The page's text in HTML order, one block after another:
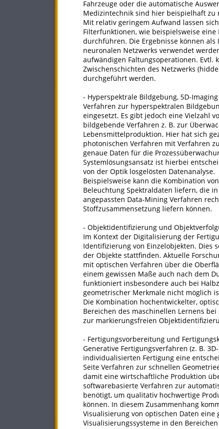
Fahrzeuge oder die automatische
Medizintechnik sind hier beispielhaft zu
Mit relativ geringem Aufwand lassen
Filterfunktionen, wie beispielsweise
durchführen. Die Ergebnisse können
neuronalen Netzwerks verwendet
aufwändigen Faltungsoperationen. Evtl.
Zwischenschichten des Netzwerks
durchgeführt werden.
- Hyperspektrale Bildgebung, 5D-Imaging
Verfahren zur hyperspektralen
eingesetzt. Es gibt jedoch eine Vielzahl
bildgebende Verfahren z. B. zur
Lebensmittelproduktion. Hier hat sich
photonischen Verfahren mit Verfahren
genaue Daten für die
Systemlösungsansatz ist hierbei
von der Optik losgelösten Datenanalyse.
Beispielsweise kann die Kombination
Beleuchtung Spektraldaten liefern, die
angepassten Data-Mining Verfahren
Stoffzusammensetzung liefern können.
- Objektidentifizierung und
Im Kontext der Digitalisierung der
Identifizierung von Einzelobjekten. Dies
der Objekte stattfinden. Aktuelle
mit optischen Verfahren über die
einem gewissen Maße auch nach dem
funktioniert insbesondere auch bei
geometrischer Merkmale nicht möglich
Die Kombination hochentwickelter,
Bereichen des maschinellen Lernens
zur markierungsfreien
- Fertigungsvorbereitung und
Generative Fertigungsverfahren (z. B.
individualisierten Fertigung eine
Seite Verfahren zur schnellen
damit eine wirtschaftliche Produktion
softwarebasierte Verfahren zur
benötigt, um qualitativ hochwertige
können. In diesem Zusammenhang
Visualisierung von optischen Daten
Visualisierungssysteme in den